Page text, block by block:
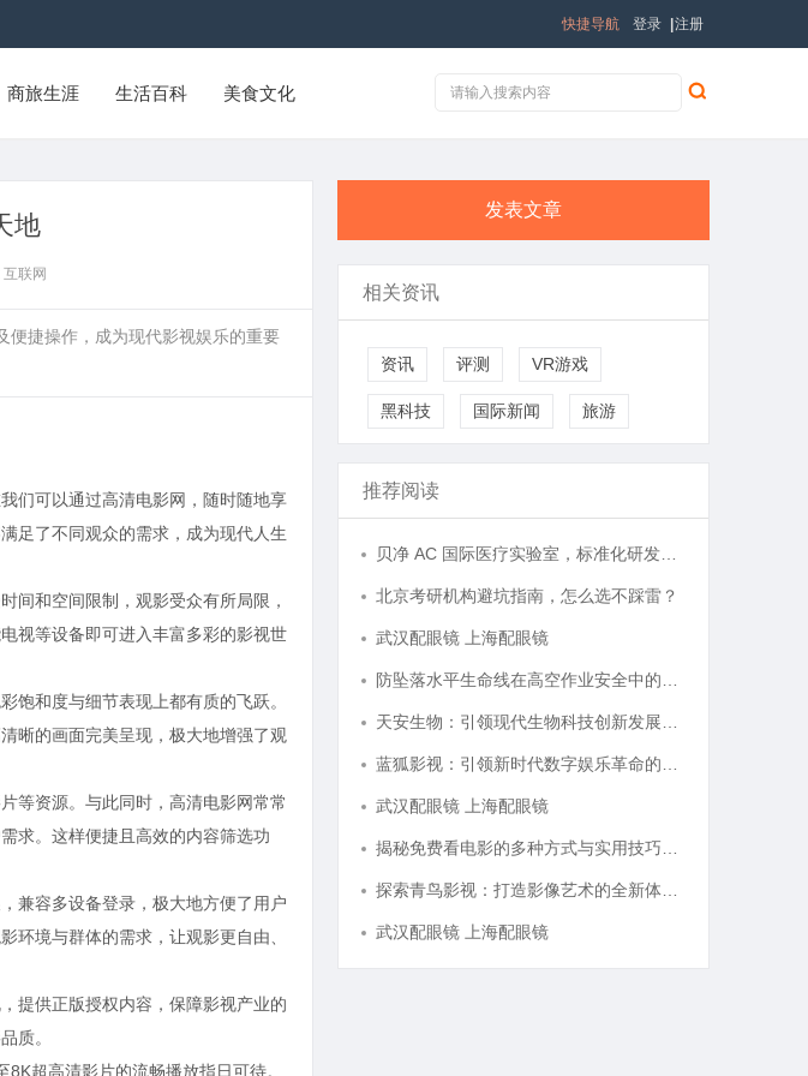
登录 注册
快捷导航
商旅生涯 生活百科 美食文化
地
联网
便捷操作，成为现代影视娱乐的重要
们可以通过高清电影网，随时随地享
足了不同观众的需求，成为现代人生
间和空间限制，观影受众有所局限，
视等设备即可进入丰富多彩的影视世
饱和度与细节表现上都有质的飞跃。
晰的画面完美呈现，极大地增强了观
等资源。与此同时，高清电影网常常
求。这样便捷且高效的内容筛选功
兼容多设备登录，极大地方便了用户
环境与群体的需求，让观影更自由、
提供正版授权内容，保障影视产业的
质。
超高清影片的流畅播放指日可待。
发表文章
相关资讯
资讯 评测 VR游戏
黑科技 国际新闻 旅游
推荐阅读
北京考研机构避坑指南，怎么选不踩雷？
武汉配眼镜 上海配眼镜
武汉配眼镜 上海配眼镜
武汉配眼镜 上海配眼镜